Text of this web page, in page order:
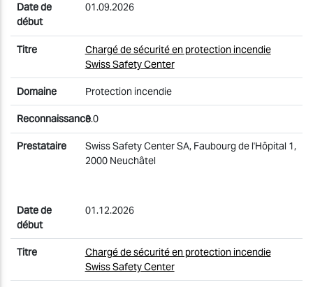
01.09.2026
Chargé de sécurité en protection incendie
Swiss Safety Center
Protection incendie
3.0
Swiss Safety Center SA, Faubourg de l'Hôpital 1,
2000 Neuchâtel
01.12.2026
Chargé de sécurité en protection incendie
Swiss Safety Center